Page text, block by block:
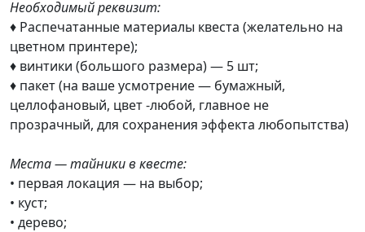
Необходимый реквизит:
♦ Распечатанные материалы квеста (желательно на
цветном принтере);
♦ винтики (большого размера) — 5 шт;
♦ пакет (на ваше усмотрение — бумажный,
целлофановый, цвет -любой, главное не
прозрачный, для сохранения эффекта любопытства)
Места — тайники в квесте:
• первая локация — на выбор;
• куст;
• дерево;